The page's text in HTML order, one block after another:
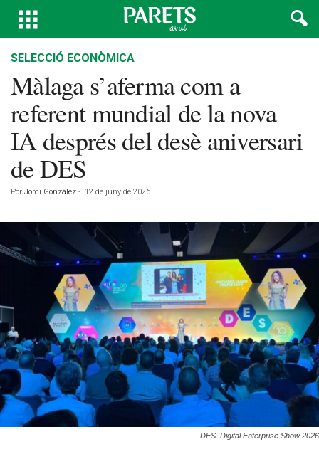
SELECCIÓ ECONÒMICA
Màlaga s’aferma com a
referent mundial de la nova
IA després del desè aniversari
de DES
Por Jordi González - 12 de juny de 2026
DES–Digital Enterprise Show 2026